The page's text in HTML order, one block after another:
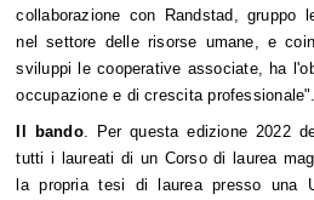
collaborazione con Randstad, gruppo
nel settore delle risorse umane, e
sviluppi le cooperative associate, ha
occupazione e di crescita professionale".
Il bando. Per questa edizione 2022
tutti i laureati di un Corso di laurea
la propria tesi di laurea presso una